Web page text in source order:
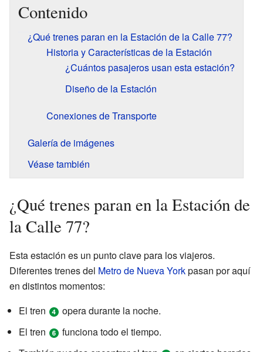
Contenido
¿Qué trenes paran en la Estación de la Calle 77?
Historia y Características de la Estación
¿Cuántos pasajeros usan esta estación?
Diseño de la Estación
Conexiones de Transporte
Galería de imágenes
Véase también
¿Qué trenes paran en la Estación de
la Calle 77?
Esta estación es un punto clave para los viajeros.
Diferentes trenes del Metro de Nueva Yorkpasan por aquí
en distintos momentos:
El tren
opera durante la noche.
El tren
funciona todo el tiempo.